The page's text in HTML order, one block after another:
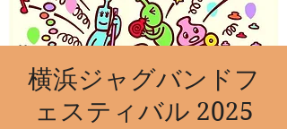
横浜ジャグバンドフ
ェスティバル 2025